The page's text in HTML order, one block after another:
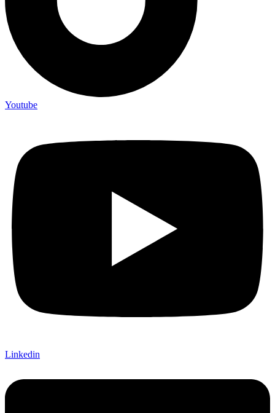
Youtube
Linkedin